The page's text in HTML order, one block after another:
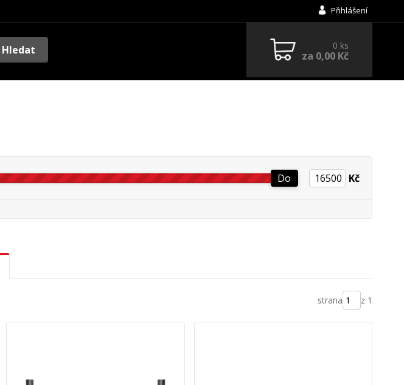
Přihlášení
Hledat 0 ks
za 0,00 Kč
Do Kč
strana z 1